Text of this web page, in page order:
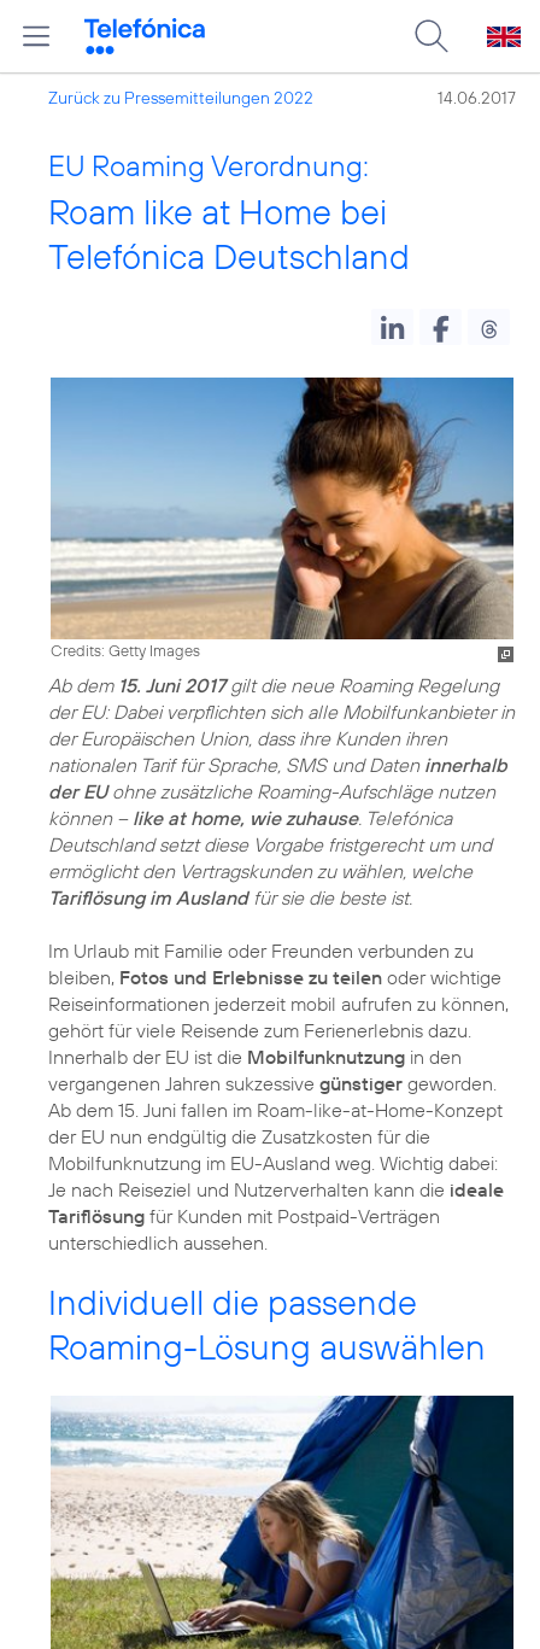
Zurück zu Pressemitteilungen 2022 14.06.2017
EU Roaming Verordnung:
Roam like at Home bei
Telefónica Deutschland
Credits: Getty Images
Ab dem 15. Juni 2017gilt die neue Roaming Regelung
der EU: Dabei verpflichten sich alle Mobilfunkanbieter in
der Europäischen Union, dass ihre Kunden ihren
nationalen Tarif für Sprache, SMS und Daten innerhalb
der EUohne zusätzliche Roaming-Aufschläge nutzen
können – like at home, wie zuhause. Telefónica
Deutschland setzt diese Vorgabe fristgerecht um und
ermöglicht den Vertragskunden zu wählen, welche
Tariflösung im Auslandfür sie die beste ist.
Im Urlaub mit Familie oder Freunden verbunden zu
bleiben, Fotos und Erlebnisse zu teilen oder wichtige
Reiseinformationen jederzeit mobil aufrufen zu können,
gehört für viele Reisende zum Ferienerlebnis dazu.
Innerhalb der EU ist die Mobilfunknutzung in den
vergangenen Jahren sukzessive günstiger geworden.
Ab dem 15. Juni fallen im Roam-like-at-Home-Konzept
der EU nun endgültig die Zusatzkosten für die
Mobilfunknutzung im EU-Ausland weg. Wichtig dabei:
Je nach Reiseziel und Nutzerverhalten kann die ideale
Tariflösung für Kunden mit Postpaid-Verträgen
unterschiedlich aussehen.
Individuell die passende
Roaming-Lösung auswählen